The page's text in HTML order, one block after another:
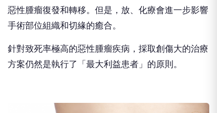
惡性腫瘤復發和轉移。但是，放、化療會進一步影響
手術部位組織和切緣的癒合。
針對致死率極高的惡性腫瘤疾病，採取創傷大的治療
方案仍然是執行了「最大利益患者」的原則。